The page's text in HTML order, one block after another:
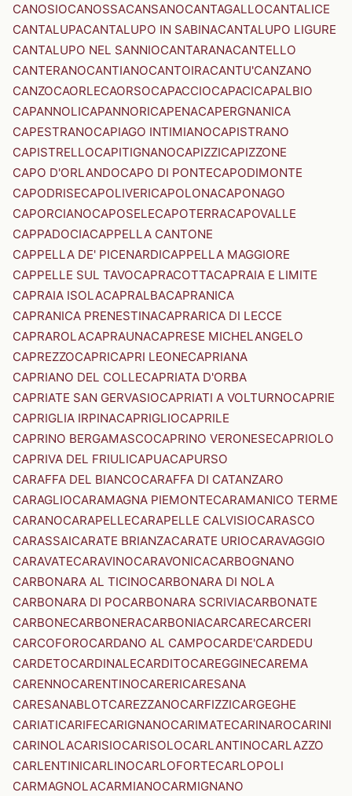
CANOSIOCANOSSACANSANOCANTAGALLOCANTALICE
CANTALUPACANTALUPO IN SABINACANTALUPO LIGURE
CANTALUPO NEL SANNIOCANTARANACANTELLO
CANTERANOCANTIANOCANTOIRACANTU'CANZANO
CANZOCAORLECAORSOCAPACCIOCAPACICAPALBIO
CAPANNOLICAPANNORICAPENACAPERGNANICA
CAPESTRANOCAPIAGO INTIMIANOCAPISTRANO
CAPISTRELLOCAPITIGNANOCAPIZZICAPIZZONE
CAPO D'ORLANDOCAPO DI PONTECAPODIMONTE
CAPODRISECAPOLIVERICAPOLONACAPONAGO
CAPORCIANOCAPOSELECAPOTERRACAPOVALLE
CAPPADOCIACAPPELLA CANTONE
CAPPELLA DE' PICENARDICAPPELLA MAGGIORE
CAPPELLE SUL TAVOCAPRACOTTACAPRAIA E LIMITE
CAPRAIA ISOLACAPRALBACAPRANICA
CAPRANICA PRENESTINACAPRARICA DI LECCE
CAPRAROLACAPRAUNACAPRESE MICHELANGELO
CAPREZZOCAPRICAPRI LEONECAPRIANA
CAPRIANO DEL COLLECAPRIATA D'ORBA
CAPRIATE SAN GERVASIOCAPRIATI A VOLTURNOCAPRIE
CAPRIGLIA IRPINACAPRIGLIOCAPRILE
CAPRINO BERGAMASCOCAPRINO VERONESECAPRIOLO
CAPRIVA DEL FRIULICAPUACAPURSO
CARAFFA DEL BIANCOCARAFFA DI CATANZARO
CARAGLIOCARAMAGNA PIEMONTECARAMANICO TERME
CARANOCARAPELLECARAPELLE CALVISIOCARASCO
CARASSAICARATE BRIANZACARATE URIOCARAVAGGIO
CARAVATECARAVINOCARAVONICACARBOGNANO
CARBONARA AL TICINOCARBONARA DI NOLA
CARBONARA DI POCARBONARA SCRIVIACARBONATE
CARBONECARBONERACARBONIACARCARECARCERI
CARCOFOROCARDANO AL CAMPOCARDE'CARDEDU
CARDETOCARDINALECARDITOCAREGGINECAREMA
CARENNOCARENTINOCARERICARESANA
CARESANABLOTCAREZZANOCARFIZZICARGEGHE
CARIATICARIFECARIGNANOCARIMATECARINAROCARINI
CARINOLACARISIOCARISOLOCARLANTINOCARLAZZO
CARLENTINICARLINOCARLOFORTECARLOPOLI
CARMAGNOLACARMIANOCARMIGNANO